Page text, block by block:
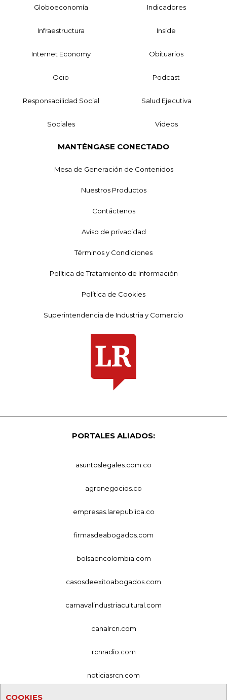
COOKIES
Globoeconomía Indicadores
Infraestructura Inside
Internet Economy Obituarios
Ocio Podcast
Responsabilidad Social Salud Ejecutiva
Sociales Videos
MANTÉNGASE CONECTADO
Mesa de Generación de Contenidos
Nuestros Productos
Contáctenos
Aviso de privacidad
Términos y Condiciones
Política de Tratamiento de Información
Política de Cookies
Superintendencia de Industria y Comercio
PORTALES ALIADOS:
asuntoslegales.com.co
agronegocios.co
empresas.larepublica.co
firmasdeabogados.com
bolsaencolombia.com
casosdeexitoabogados.com
carnavalindustriacultural.com
canalrcn.com
rcnradio.com
noticiasrcn.com